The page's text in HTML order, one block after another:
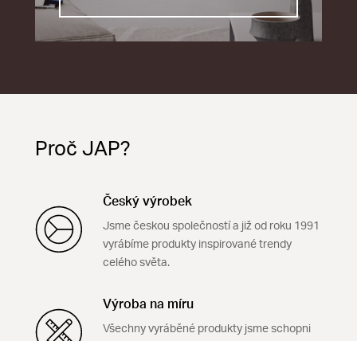
Proč JAP?
Český výrobek
Jsme českou společností a již od roku 1991
vyrábíme produkty inspirované trendy
celého světa.
Výroba na míru
Všechny vyráběné produkty jsme schopni